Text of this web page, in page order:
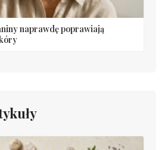
naprawdę poprawiają